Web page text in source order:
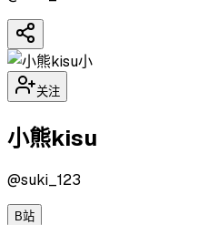
小
关注
小熊kisu
@suki_123
B站